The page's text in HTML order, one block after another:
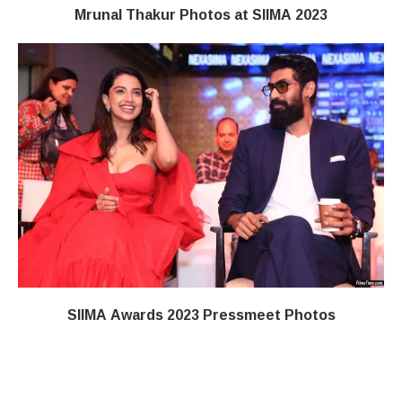
Mrunal Thakur Photos at SIIMA 2023
SIIMA Awards 2023 Pressmeet Photos